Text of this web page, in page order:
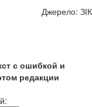
Джерело: ЗІК
с ошибкой и
редакции